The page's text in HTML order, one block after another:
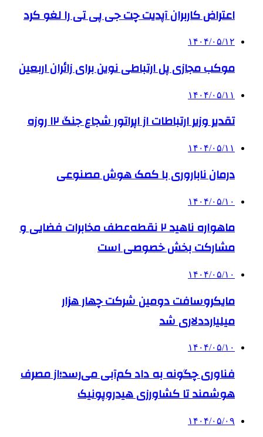
اعتراض کاربران آپدیت چت جی پی تی را لغو کرد
۱۴۰۴/۰۵/۱۲
موکب مجازی پل ارتباطی نوین برای زائران اربعین
۱۴۰۴/۰۵/۱۱
تقدیر وزیر ارتباطات از اپراتور شجاع جنگ ۱۲ روزه
۱۴۰۴/۰۵/۱۱
درمان ناباروری با کمک هوش مصنوعی
۱۴۰۴/۰۵/۱۰
ماهواره ناهید ۲ نقطه‌عطف مخابرات فضایی و
مشارکت بخش خصوصی است
۱۴۰۴/۰۵/۱۰
مایکروسافت دومین شرکت چهار هزار
میلیارددلاری شد
۱۴۰۴/۰۵/۱۰
فناوری چگونه به داد کم‌آبی می‌رسد؛از مصرف
هوشمند تا کشاورزی هیدروپونیک
۱۴۰۴/۰۵/۰۹